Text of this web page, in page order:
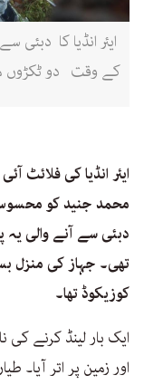
ایئر انڈیا کا
کے وقت دو ٹکڑوں
محمد جنید کو
دبئی سے آنے والی یہ
تھی۔ جہاز کی منزل
کوزیکوڈ تھا۔
ایک بار لینڈ کرنے
اور زمین پر اتر